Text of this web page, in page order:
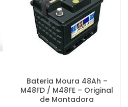
Bateria Moura 48Ah –
M48FD / M48FE – Original
de Montadora